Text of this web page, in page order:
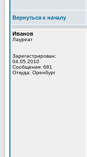
Вернуться к началу
Иванов
Лауреат
Зарегистрирован:
04.05.2010
Сообщения: 681
Откуда: Оренбург